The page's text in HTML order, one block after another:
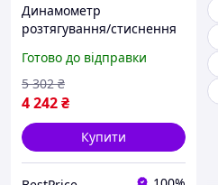
Динамометр
розтягування/стиснення
PROTESTER NK-20
Готово до відправки
4 242₴
5 302 ₴
Купити